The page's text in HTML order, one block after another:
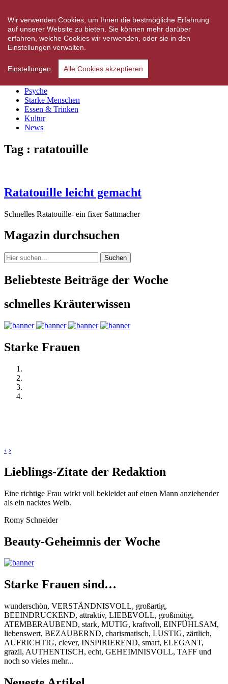
Home
Beauty
Psyche
Starke Menschen
Essen & Trinken
Kultur
News
Tag : ratatouille
Ratatouille leicht gemacht
Schnelles Ratatouille- ein fixer Sattmacher
Magazin durchsuchen
Suchen
Beliebteste Beiträge der Woche
schnelles Kräuterwissen
Starke Frauen
‹ ›
Lieblings-Zitate der Redaktion
Eine richtige Frau wirkt voll bekleidet auf einen Mann anziehender
als ein nacktes Weib.
Romy Schneider
Beauty-Geheimnis der Woche
Starke Frauen sind…
wunderschön, VERSTÄNDNISVOLL, großartig,
BEEINDRUCKEND, attraktiv, LIEBEVOLL, großmütig,
ATEMBERAUBEND, stark, MUTIG, kraftvoll, EINFÜHLSAM,
liebenswert, BEZAUBERND, charismatisch, LUSTIG, zärtlich,
AUFRICHTIG, clever, INSPIRIEREND, smart, ELEGANT,
grazil, AUTHENTISCH, echt, GEHEIMNISVOLL, TAFF und
noch so vieles mehr...
Wir verwenden Cookies, um Ihnen die bestmögliche Erfahrung
auf unserer Website zu bieten. Sie können mehr darüber
erfahren, welche Cookies wir verwenden, oder sie in den
Einstellungen verwalten.
Einstellungen Alle Cookies akzeptieren